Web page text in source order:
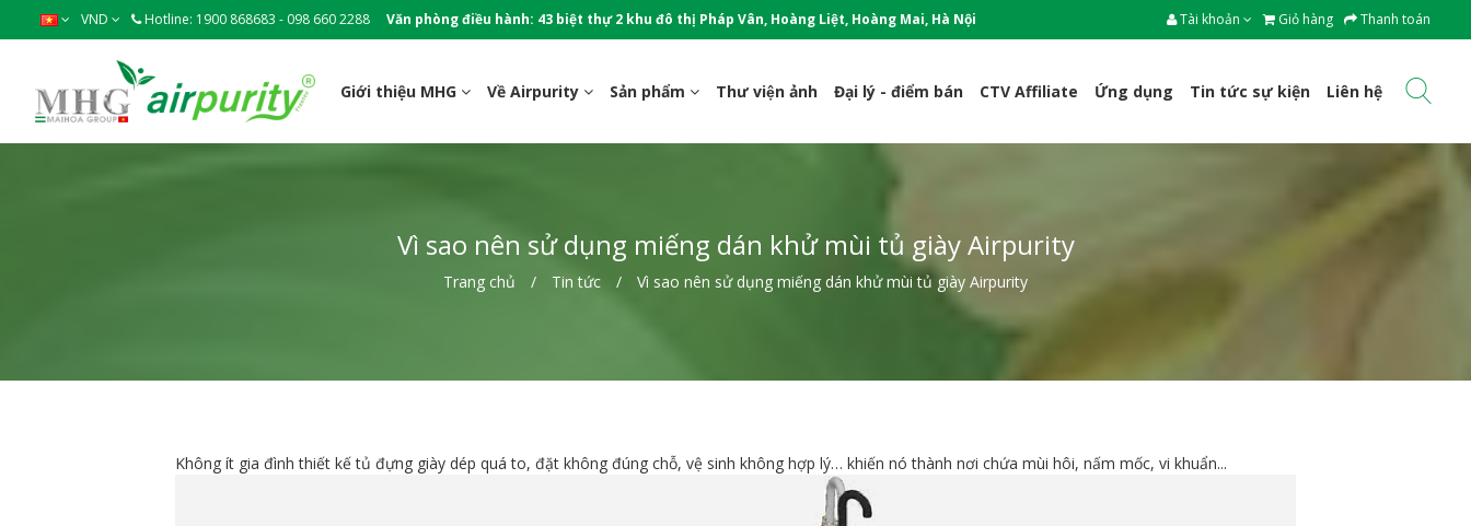
VND Hotline: 1900 868683 - 098 660 2288 Văn phòng điều hành: 43 biệt thự 2 khu đô thị Pháp Vân, Hoàng Liệt, Hoàng Mai, Hà Nội Tài khoản Giỏ hàng Thanh toán
Giới thiệu MHG Về Airpurity Sản phẩm Thư viện ảnh Đại lý - điểm bán CTV Affiliate Ứng dụng Tin tức sự kiện Liên hệ
Vì sao nên sử dụng miếng dán khử mùi tủ giày Airpurity
Trang chủ Tin tức Vì sao nên sử dụng miếng dán khử mùi tủ giày Airpurity
Không ít gia đình thiết kế tủ đựng giày dép quá to, đặt không đúng chỗ, vệ sinh không hợp lý… khiến nó thành nơi chứa mùi hôi, nấm mốc, vi khuẩn...